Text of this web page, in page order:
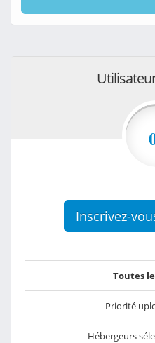
Inscrivez-
Toutes
Priorité
Hébergeurs